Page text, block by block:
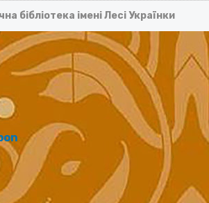
бібліотека імені Лесі Українки